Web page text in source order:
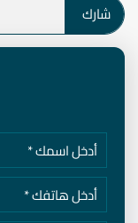
شارك